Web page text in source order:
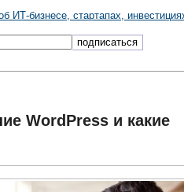
бизнесе, стартапах,
WordPress и какие